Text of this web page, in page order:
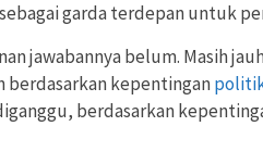
garda terdepan untuk
jawabannya belum. Masih
berdasarkan kepentingan
berdasarkan